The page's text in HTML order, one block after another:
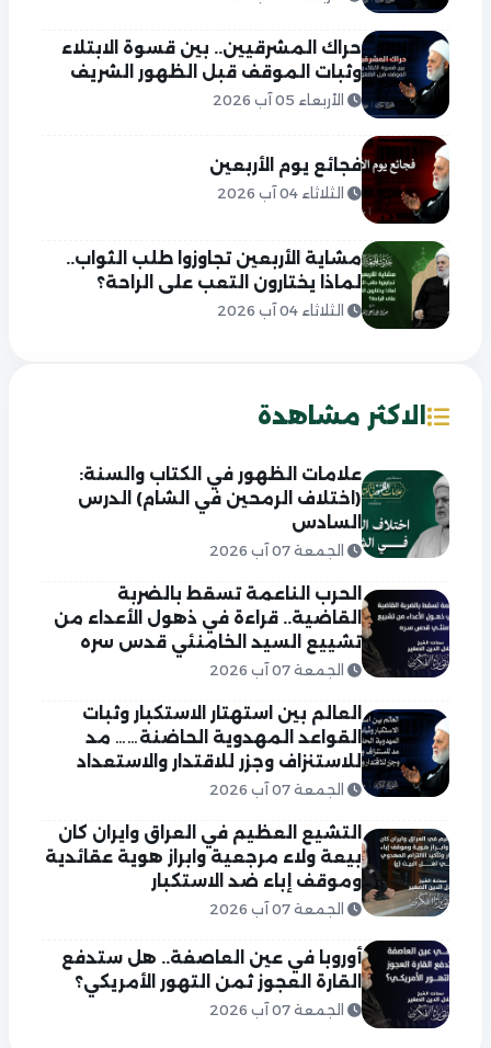
حراك المشرقيين.. بين قسوة الابتلاء
وثبات الموقف قبل الظهور الشريف
الأربعاء 05 آب 2026
فجائع يوم الأربعين
الثلاثاء 04 آب 2026
مشاية الأربعين تجاوزوا طلب الثواب..
لماذا يختارون التعب على الراحة؟
الثلاثاء 04 آب 2026
الاكثر مشاهدة
علامات الظهور في الكتاب والسنة:
(اختلاف الرمحين في الشام) الدرس
السادس
الجمعة 07 آب 2026
الحرب الناعمة تسقط بالضربة
القاضية.. قراءة في ذهول الأعداء من
تشييع السيد الخامنئي قدس سره
الجمعة 07 آب 2026
العالم بين استهتار الاستكبار وثبات
القواعد المهدوية الحاضنة…… مد
للاستنزاف وجزر للاقتدار والاستعداد
الجمعة 07 آب 2026
التشيع العظيم في العراق وايران كان
بيعة ولاء مرجعية وابراز هوية عقائدية
وموقف إباء ضد الاستكبار
الجمعة 07 آب 2026
أوروبا في عين العاصفة.. هل ستدفع
القارة العجوز ثمن التهور الأمريكي؟
الجمعة 07 آب 2026